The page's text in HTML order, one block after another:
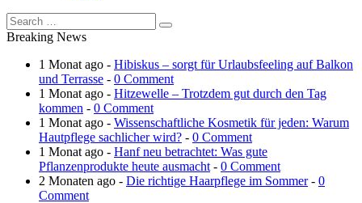
Breaking News
1 Monat ago - Hibiskus – sorgt für Urlaubsfeeling auf Balkon
und Terrasse - 0 Comment
1 Monat ago - Hitzewelle – Trotzdem gut durch den Tag
kommen - 0 Comment
1 Monat ago - Wissenschaftliche Kosmetik für jeden: Warum
Hautpflege sachlicher wird? - 0 Comment
1 Monat ago - Hanf neu betrachtet: Was gute
Pflanzenprodukte heute ausmacht - 0 Comment
2 Monaten ago - Die richtige Haarpflege im Sommer- 0
Comment